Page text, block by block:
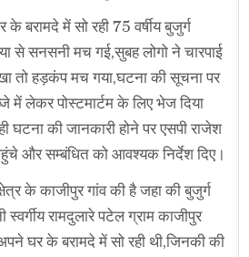
बरामदे में सो रही 75 वर्षीय बुजुर्ग
से सनसनी मच गई,सुबह लोगो ने चारपाई
तो हड़कंप मच गया,घटना की सूचना पर
में लेकर पोस्टमार्टम के लिए भेज दिया
की जानकारी होने पर एसपी राजेश
और सम्बंधित को आवश्यक निर्देश दिए।
के काजीपुर गांव की है जहा की बुजुर्ग
स्वर्गीय रामदुलारे पटेल ग्राम काजीपुर
घर के बरामदे में सो रही थी,जिनकी की